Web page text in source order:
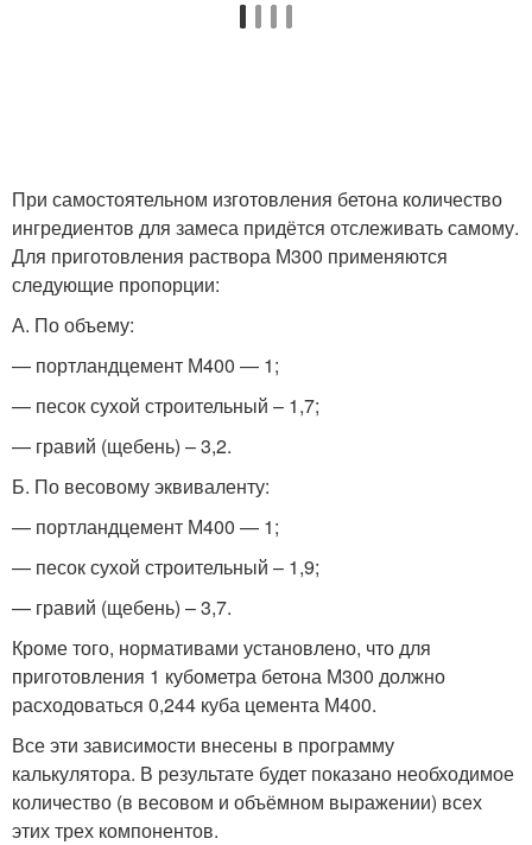
При самостоятельном изготовления бетона количество
ингредиентов для замеса придётся отслеживать самому.
Для приготовления раствора М300 применяются
следующие пропорции:
А. По объему:
— портландцемент М400 — 1;
— песок сухой строительный – 1,7;
— гравий (щебень) – 3,2.
Б. По весовому эквиваленту:
— портландцемент М400 — 1;
— песок сухой строительный – 1,9;
— гравий (щебень) – 3,7.
Кроме того, нормативами установлено, что для
приготовления 1 кубометра бетона М300 должно
расходоваться 0,244 куба цемента М400.
Все эти зависимости внесены в программу
калькулятора. В результате будет показано необходимое
количество (в весовом и объёмном выражении) всех
этих трех компонентов.